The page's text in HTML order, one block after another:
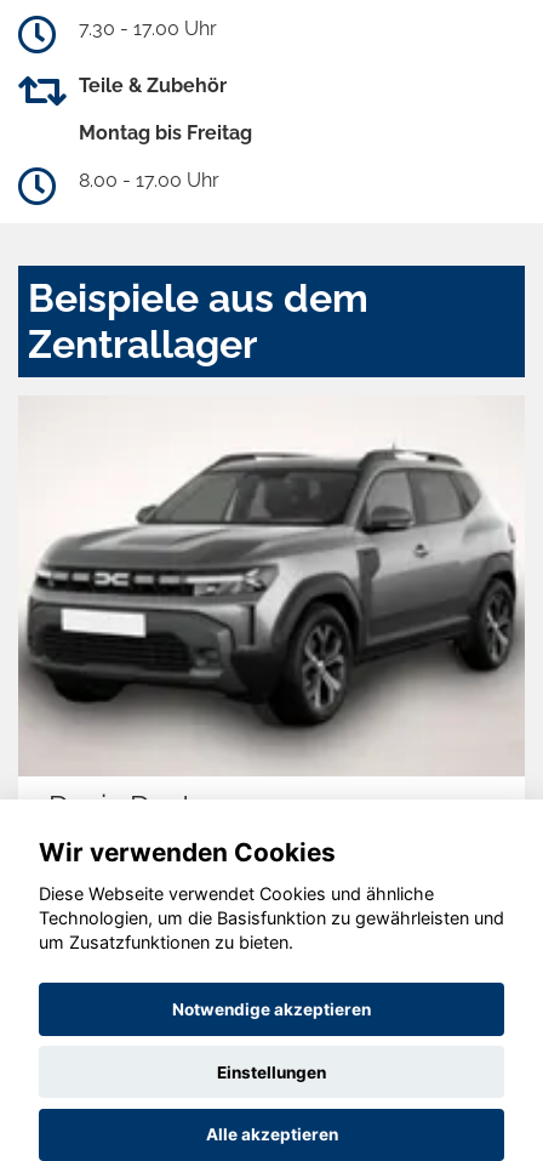
7.30 - 17.00 Uhr
Teile & Zubehör
Montag bis Freitag
8.00 - 17.00 Uhr
Beispiele aus dem
Zentrallager
Dacia Duster
© konjunkturmotor.de GmbH 2020 - 2026
Wir verwenden Cookies
Diese Webseite verwendet Cookies und ähnliche
Technologien, um die Basisfunktion zu gewährleisten und
um Zusatzfunktionen zu bieten.
Notwendige akzeptieren
Einstellungen
Alle akzeptieren